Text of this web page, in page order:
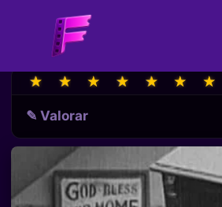
★
★ ★
★ ★
★ ★
★ ★
★ ★
★ ★
★
✎ Valorar